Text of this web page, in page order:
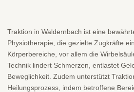
Traktion in Waldernbach ist eine
Physiotherapie, die gezielte Zugkräfte
Körperbereiche, vor allem die
Technik lindert Schmerzen, entlastet
Beweglichkeit. Zudem unterstützt
Heilungsprozess, indem betroffene